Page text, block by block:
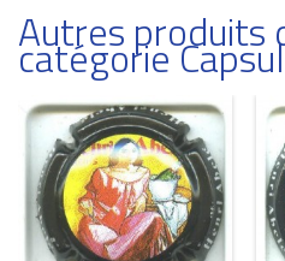
Autres produits
catégorie